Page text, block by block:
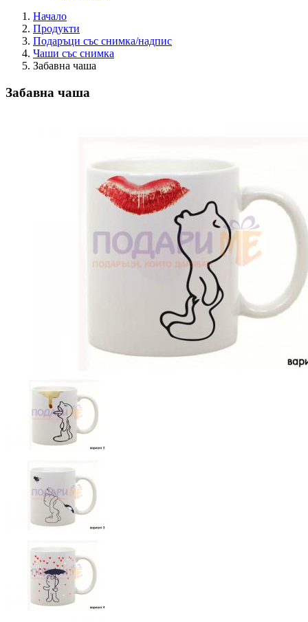
Начало
Продукти
Подаръци със снимка/надпис
Чаши със снимка
Забавна чаша
Забавна чаша